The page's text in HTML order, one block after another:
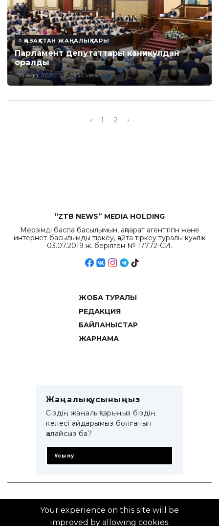
ҚАЗАҚСТАН ЖАҢАЛЫҚТАРЫ
Парламент депутаттары каникулдан
оралды
28 Aug, 2024 1,934 views
‹ 1 2 ›
“ZTB NEWS” MEDIA HOLDING
Мерзімді баспа басылымын, ақпарат агенттігін және
интернет-басылымды тіркеу, қайта тіркеу туралы куәлік
03.07.2019 ж. берілген № 17772-СИ.
ЖОБА ТУРАЛЫ
РЕДАКЦИЯ
БАЙЛАНЫСТАР
ЖАРНАМА
Жаңалық ұсыныңыз
Сіздің жаңалықтарыңыз біздің
келесі айдарымыз болғанын
қалайсыз ба?
Ұсыну
© 2014–2025 ZTB.KZ
Your experience on this site will be
improved by allowing cookies.